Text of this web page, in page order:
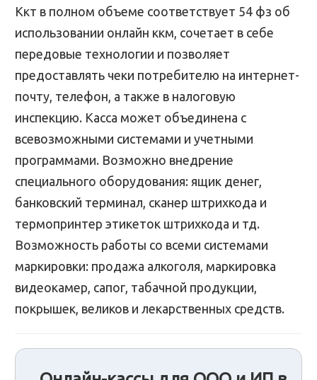
Ккт в полном объеме соответствует 54 фз об
использовании онлайн ккм, сочетает в себе
передовые технологии и позволяет
предоставлять чеки потребителю на интернет-
почту, телефон, а также в налоговую
инспекцию. Касса может объединена с
всевозможными системами и учетными
программами. Возможно внедрение
специального оборудования: ящик денег,
банковский терминал, сканер штрихкода и
термопринтер этикеток штрихкода и тд.
Возможность работы со всеми системами
маркировки: продажа алкоголя, маркировка
видеокамер, сапог, табачной продукции,
покрышек, великов и лекарственных средств.